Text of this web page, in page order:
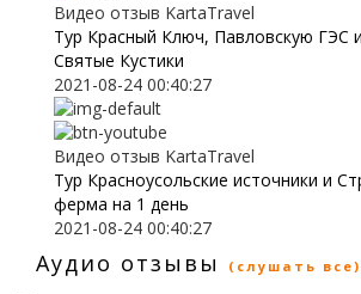
Видео отзыв KartaTravel
Тур Красный Ключ, Павловскую ГЭС
Святые Кустики
2021-08-24 00:40:27
Видео отзыв KartaTravel
Тур Красноусольские источники и
ферма на 1 день
2021-08-24 00:40:27
Аудио отзывы (слушать все)